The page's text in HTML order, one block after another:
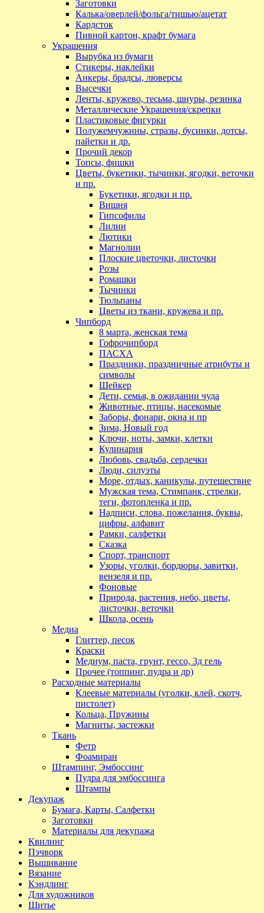
Заготовки
Калька/оверлей/фольга/тишью/ацетат
Кардсток
Пивной картон, крафт бумага
Украшения
Вырубка из бумаги
Стикеры, наклейки
Анкеры, брадсы, люверсы
Высечки
Ленты, кружево, тесьма, шнуры, резинка
Металлические Украшения/скрепки
Пластиковые фигурки
Полужемчужины, стразы, бусинки, дотсы,
пайетки и др.
Прочий декор
Топсы, фишки
Цветы, букетики, тычинки, ягодки, веточки
и пр.
Букетики, ягодки и пр.
Вишня
Гипсофилы
Лилии
Лютики
Магнолии
Плоские цветочки, листочки
Розы
Ромашки
Тычинки
Тюльпаны
Цветы из ткани, кружева и пр.
Чипборд
8 марта, женская тема
Гофрочипборд
ПАСХА
Праздники, праздничные атрибуты и
символы
Шейкер
Дети, семья, в ожидании чуда
Животные, птицы, насекомые
Заборы, фонари, окна и пр
Зима, Новый год
Ключи, ноты, замки, клетки
Кулинария
Любовь, свадьба, сердечки
Люди, силуэты
Море, отдых, каникулы, путешествие
Мужская тема, Стимпанк, стрелки,
теги, фотопленка и пр.
Надписи, слова, пожелания, буквы,
цифры, алфавит
Рамки, салфетки
Сказка
Спорт, транспорт
Узоры, уголки, бордюры, завитки,
вензеля и пр.
Фоновые
Природа, растения, небо, цветы,
листочки, веточки
Школа, осень
Медиа
Глиттер, песок
Краски
Медиум, паста, грунт, гессо, 3д гель
Прочее (топпинг, пудра и др)
Расходные материалы
Клеевые материалы (уголки, клей, скотч,
пистолет)
Кольца, Пружины
Магниты, застежки
Ткань
Фетр
Фоамиран
Штампинг, Эмбоссинг
Пудра для эмбоссинга
Штампы
Декупаж
Бумага, Карты, Салфетки
Заготовки
Материалы для декупажа
Квилинг
Пэчворк
Вышивание
Вязание
Кэндлинг
Для художников
Шитье